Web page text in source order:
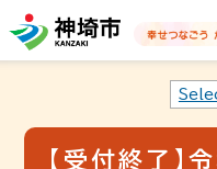
音声読み上げ用ナビゲーションで
本文へ移動します
ページ最後（フッター）へ移動しま
音声読み上げ用ナビゲーションは
【受付終了】